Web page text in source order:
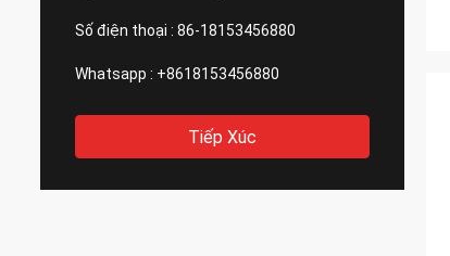
Số điện thoại : 86-18153456880
Whatsapp : +8618153456880
Tiếp Xúc